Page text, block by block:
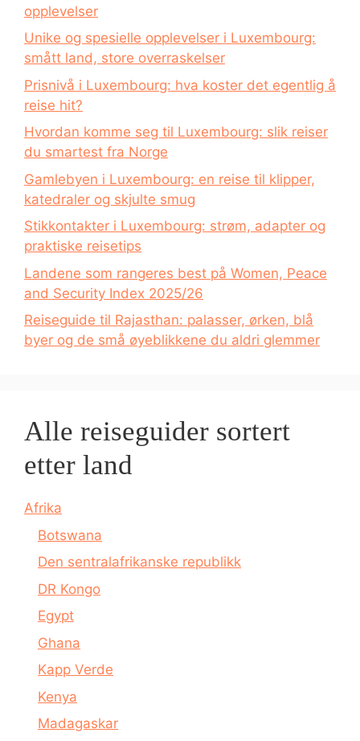
opplevelser
Unike og spesielle opplevelser i Luxembourg:
smått land, store overraskelser
Prisnivå i Luxembourg: hva koster det egentlig å
reise hit?
Hvordan komme seg til Luxembourg: slik reiser
du smartest fra Norge
Gamlebyen i Luxembourg: en reise til klipper,
katedraler og skjulte smug
Stikkontakter i Luxembourg: strøm, adapter og
praktiske reisetips
Landene som rangeres best på Women, Peace
and Security Index 2025/26
Reiseguide til Rajasthan: palasser, ørken, blå
byer og de små øyeblikkene du aldri glemmer
Alle reiseguider sortert
etter land
Afrika
Botswana
Den sentralafrikanske republikk
DR Kongo
Egypt
Ghana
Kapp Verde
Kenya
Madagaskar